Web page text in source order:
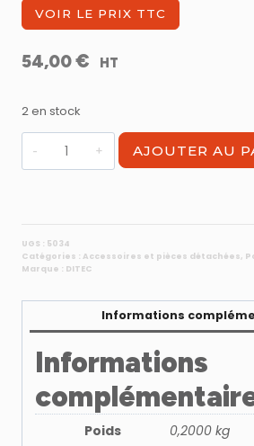
VOIR LE PRIX TTC
54,00€ HT
2 en stock
quantité
de
magnétiques
pour
AJOUTER AU
UGS : 5034
Catégories : Accessoires et pièces détachées,
Marque : DITEC
Informations
Informations
Poids
0,2000 kg